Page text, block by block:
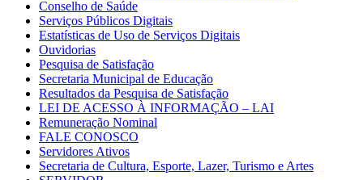
Conselho de Saúde
Serviços Públicos Digitais
Estatísticas de Uso de Serviços Digitais
Ouvidorias
Pesquisa de Satisfação
Secretaria Municipal de Educação
Resultados da Pesquisa de Satisfação
LEI DE ACESSO À INFORMAÇÃO – LAI
Remuneração Nominal
FALE CONOSCO
Servidores Ativos
Secretaria de Cultura, Esporte, Lazer, Turismo e Artes